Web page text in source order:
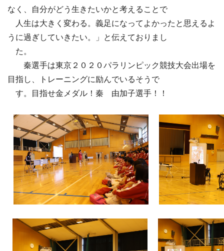
なく、自分がどう生きたいかと考えることで
人生は大きく変わる。義足になってよかったと思えるよ
うに過ぎしていきたい。」と伝えておりまし
た。
秦選手は東京２０２０パラリンピック競技大会出場を
目指し、トレーニングに励んでいるそうで
す。目指せ金メダル！秦 由加子選手！！